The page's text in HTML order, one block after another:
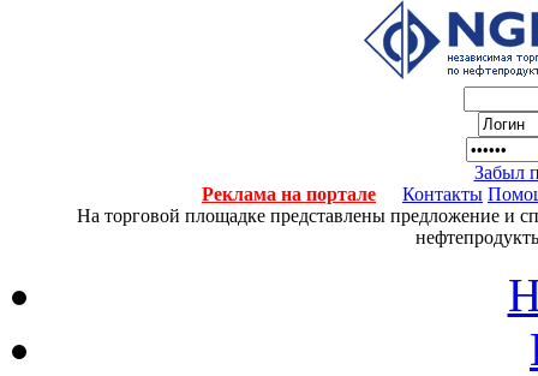
Забыл
Реклама на портале
Контакты
На торговой площадке представлены предложение и